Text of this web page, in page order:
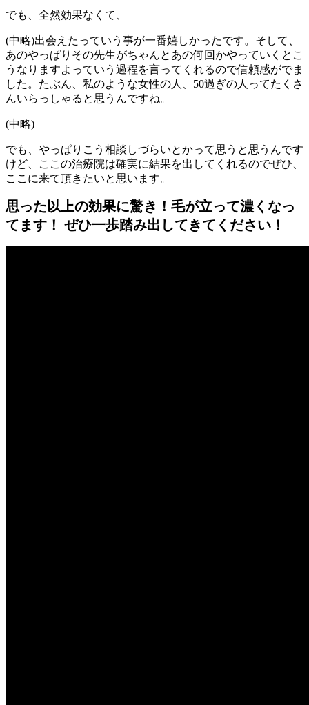
でも、全然効果なくて、
(中略)出会えたっていう事が一番嬉しかったです。そして、
あのやっぱりその先生がちゃんとあの何回かやっていくとこ
うなりますよっていう過程を言ってくれるので信頼感がでま
した。たぶん、私のような女性の人、50過ぎの人ってたくさ
んいらっしゃると思うんですね。
(中略)
でも、やっぱりこう相談しづらいとかって思うと思うんです
けど、ここの治療院は確実に結果を出してくれるのでぜひ、
ここに来て頂きたいと思います。
思った以上の効果に驚き！毛が立って濃くなっ
てます！ ぜひ一歩踏み出してきてください！